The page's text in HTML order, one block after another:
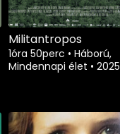
Militantropos
1óra 50perc • Háború,
Mindennapi élet • 2025